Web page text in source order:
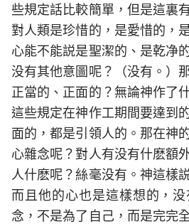
些規定話比較簡單，但是這裏
對人類是珍惜的，是愛惜的，
心能不能説是聖潔的、是乾净
没有其他意圖呢？（没有。）
正當的、正面的？無論神作了
這些規定在神作工期間要達到
面的，都是引領人的。那在神
心雜念呢？對人有没有什麽額
人什麽呢？絲毫没有。神這樣
而且他的心也是這樣想的，
念，不是為了自己，而是完完